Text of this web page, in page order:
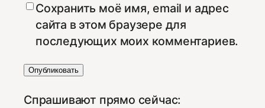
Сохранить моё имя, email и адрес
сайта в этом браузере для
последующих моих комментариев.
Спрашивают прямо сейчас: